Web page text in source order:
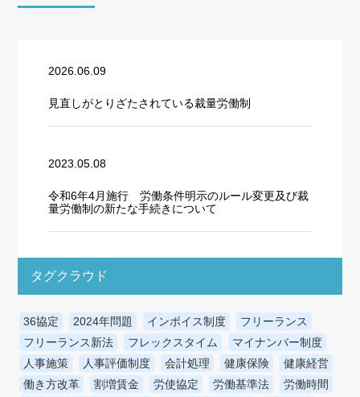
2026.06.09
見直しがとりざたされている裁量労働制
2023.05.08
令和6年4月施行 労働条件明示のルール変更及び裁
量労働制の新たな手続きについて
タグクラウド
36協定 2024年問題 インボイス制度
フリーランス
フリーランス新法
フレックスタイム
マイナンバー制度
人事施策
人事評価制度 会計処理 健康保険
健康経営
働き方改革
割増賃金 労使協定 労働基準法
労働時間